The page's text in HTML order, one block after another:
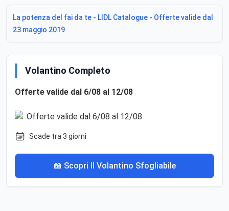
La potenza del fai da te - LIDL Catalogue - Offerte valide dal
23 maggio 2019
Volantino Completo
Offerte valide dal 6/08 al 12/08
Scade tra 3 giorni
📖 Scopri Il Volantino Sfogliabile